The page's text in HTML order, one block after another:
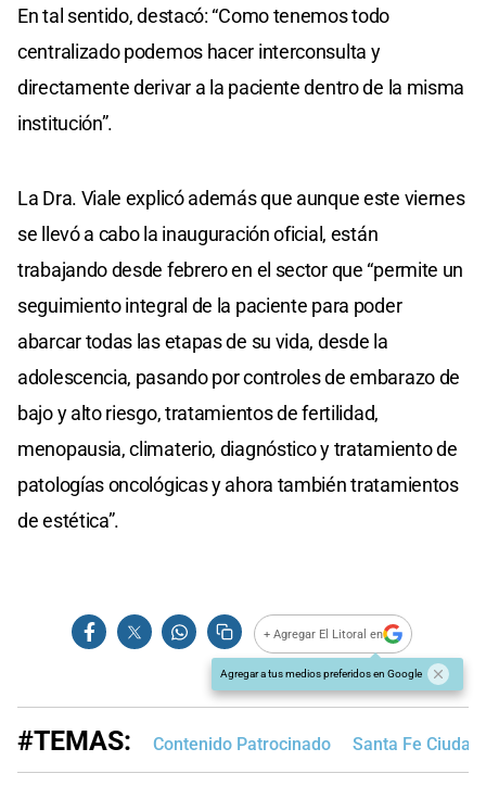
En tal sentido, destacó: “Como tenemos todo
centralizado podemos hacer interconsulta y
directamente derivar a la paciente dentro de la misma
institución”.
La Dra. Viale explicó además que aunque este viernes
se llevó a cabo la inauguración oficial, están
trabajando desde febrero en el sector que “permite un
seguimiento integral de la paciente para poder
abarcar todas las etapas de su vida, desde la
adolescencia, pasando por controles de embarazo de
bajo y alto riesgo, tratamientos de fertilidad,
menopausia, climaterio, diagnóstico y tratamiento de
patologías oncológicas y ahora también tratamientos
de estética”.
+ Agregar El Litoral en
Agregar a tus medios preferidos en Google
#TEMAS: Contenido Patrocinado Santa Fe Ciudad